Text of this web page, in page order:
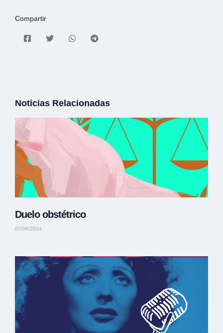
Compartir
Noticias Relacionadas
Duelo obstétrico
07/06/2024